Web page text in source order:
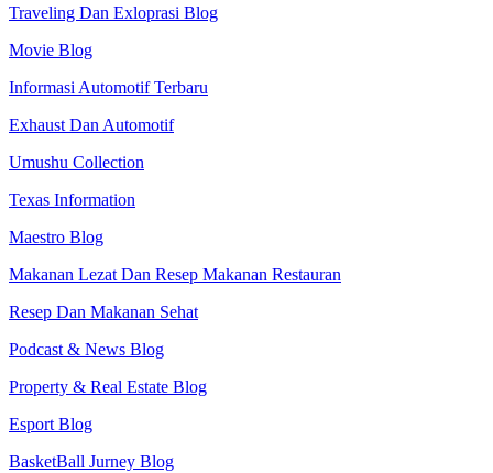
Traveling Dan Exloprasi Blog
Movie Blog
Informasi Automotif Terbaru
Exhaust Dan Automotif
Umushu Collection
Texas Information
Maestro Blog
Makanan Lezat Dan Resep Makanan Restauran
Resep Dan Makanan Sehat
Podcast & News Blog
Property & Real Estate Blog
Esport Blog
BasketBall Jurney Blog